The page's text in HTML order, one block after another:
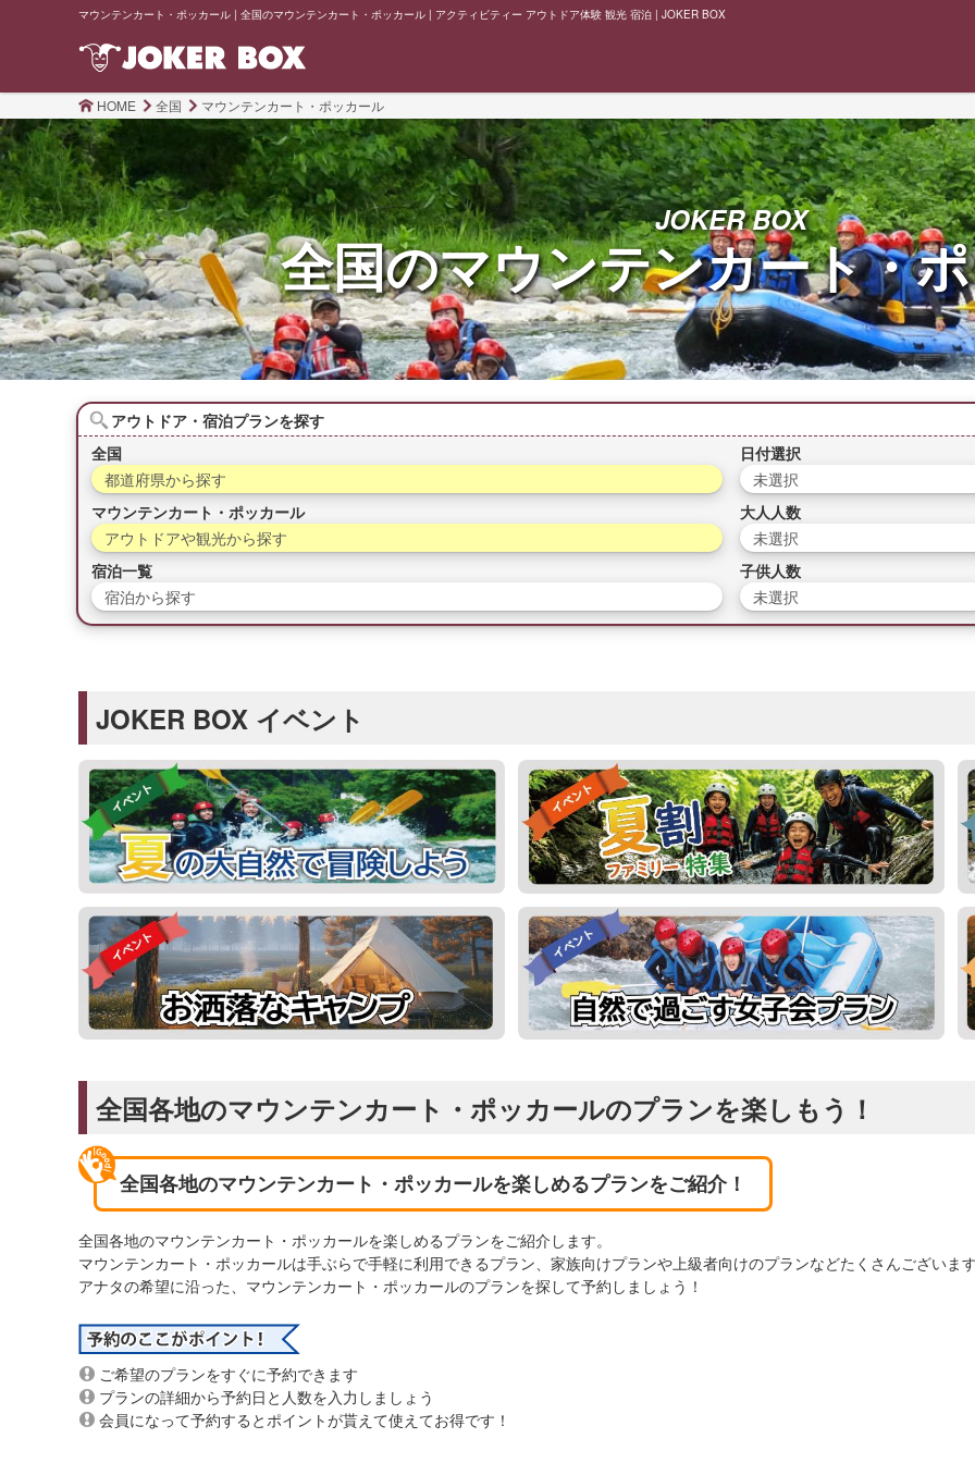
マウンテンカート・ポッカール | 全国のマウンテンカート・ポッカール | アクティビティー アウトドア体験 観光 宿泊 | JOKER BOX
HOME 全国 マウンテンカート・ポッカール
JOKER BOX
全国のマウンテンカート・
アウトドア・宿泊プランを探す
全国
都道府県から探す
マウンテンカート・ポッカール
アウトドアや観光から探す
宿泊一覧
宿泊から探す
日付選択
未選択
大人人数
未選択
子供人数
未選択
JOKER BOX イベント
全国各地のマウンテンカート・ポッカールのプランを楽しもう！
全国各地のマウンテンカート・ポッカールを楽しめるプランをご紹介！
全国各地のマウンテンカート・ポッカールを楽しめるプランをご紹介します。
マウンテンカート・ポッカールは手ぶらで手軽に利用できるプラン、家族向けプランや上級者向けのプランなどたくさんございま
アナタの希望に沿った、マウンテンカート・ポッカールのプランを探して予約しましょう！
ご希望のプランをすぐに予約できます
プランの詳細から予約日と人数を入力しましょう
会員になって予約するとポイントが貰えて使えてお得です！